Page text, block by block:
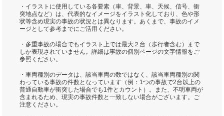
・イラストに使用している各要素（車、背景、車、天候、信号、衝
突地点など）は、代表的なイメージをイラスト化しており、色や形
状等含め現実の事故の状況とは異なります。あくまで、事故のイメ
ージとして参考までにご活用ください。
・多重事故の場合でもイラスト上では最大２台（歩行者含む）まで
しか表現されていません。詳細は事故の個別ページの文字情報をご
参照ください。
・車両種別のデータは、該当車両の数ではなく、該当車両種別の関
わっている事故の件数となっています（例：1つの事故で2台以上の
普通自動車が衝突した場合でも1件とカウント）。また、不明車両が
含まれるため、現実の事故件数と一致しない場合がございます。ご
注意ください。